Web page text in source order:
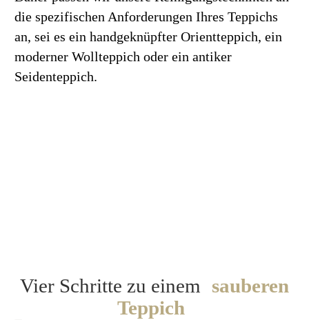
die spezifischen Anforderungen Ihres Teppichs
an, sei es ein handgeknüpfter Orientteppich, ein
moderner Wollteppich oder ein antiker
Seidenteppich.
Vier Schritte zu einem sauberen
Teppich